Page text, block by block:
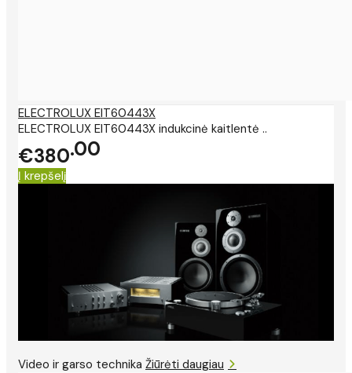
ELECTROLUX EIT60443X
ELECTROLUX EIT60443X indukcinė kaitlentė ..
€380 00
Į krepšelį
Video ir garso technika Žiūrėti daugiau